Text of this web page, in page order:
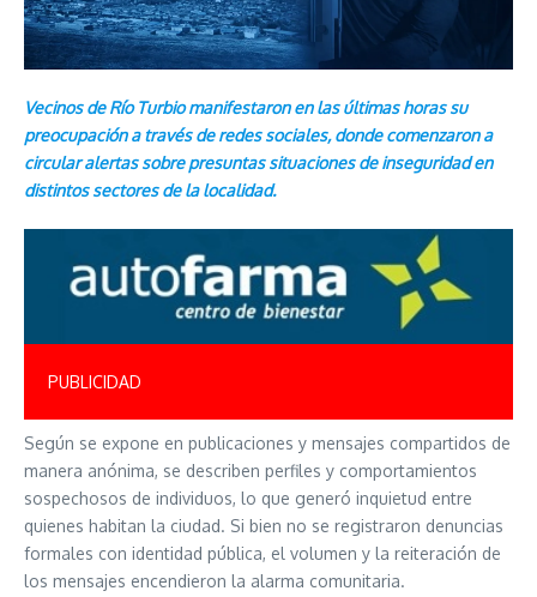
Vecinos de Río Turbio manifestaron en las últimas horas su
preocupación a través de redes sociales, donde comenzaron a
circular alertas sobre presuntas situaciones de inseguridad en
distintos sectores de la localidad.
PUBLICIDAD
Según se expone en publicaciones y mensajes compartidos de
manera anónima, se describen perfiles y comportamientos
sospechosos de individuos, lo que generó inquietud entre
quienes habitan la ciudad. Si bien no se registraron denuncias
formales con identidad pública, el volumen y la reiteración de
los mensajes encendieron la alarma comunitaria.